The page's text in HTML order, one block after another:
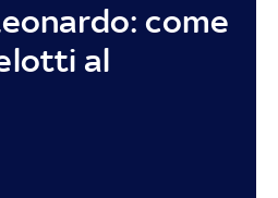
come
al